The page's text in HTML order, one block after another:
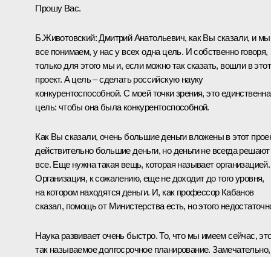
Прошу Вас.
Б.Животовский:Дмитрий Анатольевич, как Вы сказали, и мы
все понимаем, у нас у всех одна цель. И собственно говоря,
только для этого мы и, если можно так сказать, вошли в этот
проект. А цель – сделать российскую науку
конкурентоспособной. С моей точки зрения, это
цель: чтобы она была конкурентоспособной.
Как Вы сказали, очень большие деньги вложены в этот
действительно большие деньги, но деньги не всегда решают
все. Еще нужна такая вещь, которая называет организацией.
Организация, к сожалению, еще не доходит до того уровня,
на котором находятся деньги. И, как профессор Кабанов
сказал, помощь от Министерства есть, но этого
Наука развивает очень быстро. То, что мы имеем сейчас,
так называемое долгосрочное планирование. Замечательно,